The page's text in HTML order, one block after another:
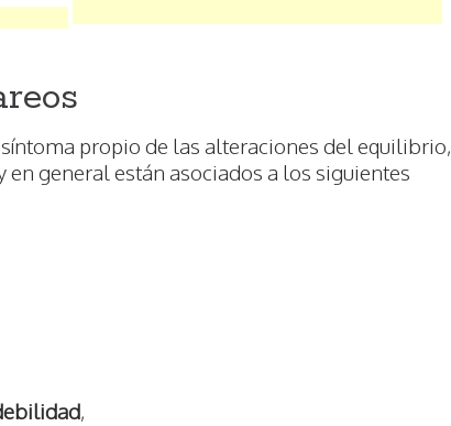
propio de las alteraciones del equilibrio,
general están asociados a los siguientes
,